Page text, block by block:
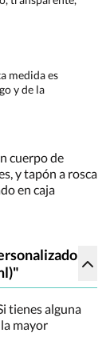
medida es
y de la
cuerpo de
y tapón a rosca
en caja
tienes alguna
mayor